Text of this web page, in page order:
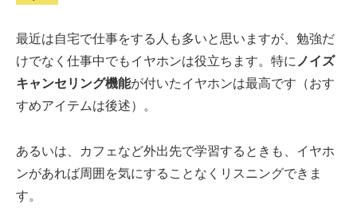
最近は自宅で仕事をする人も多いと思いますが、勉強だ
けでなく仕事中でもイヤホンは役立ちます。特に ノイズ
キャンセリング機能が付いたイヤホンは最高です（おす
すめアイテムは後述）。
あるいは、カフェなど外出先で学習するときも、イヤホ
ンがあれば周囲を気にすることなくリスニングできま
す。